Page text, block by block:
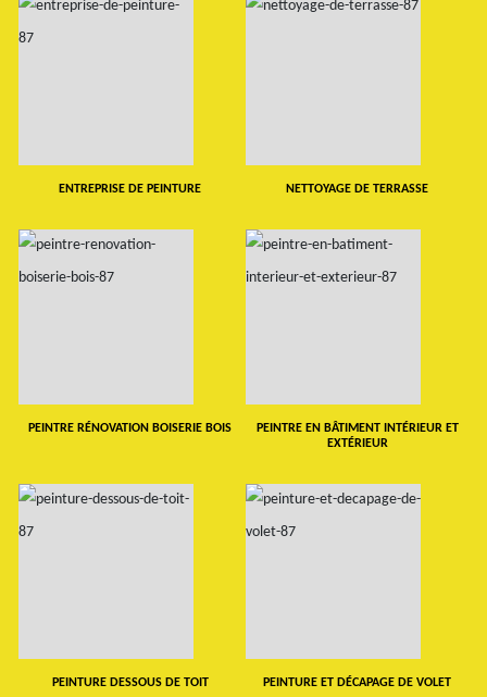
ENTREPRISE DE PEINTURE NETTOYAGE DE TERRASSE
PEINTRE RÉNOVATION BOISERIE BOIS
PEINTRE EN BÂTIMENT INTÉRIEUR ET
EXTÉRIEUR
PEINTURE DESSOUS DE TOIT PEINTURE ET DÉCAPAGE DE VOLET